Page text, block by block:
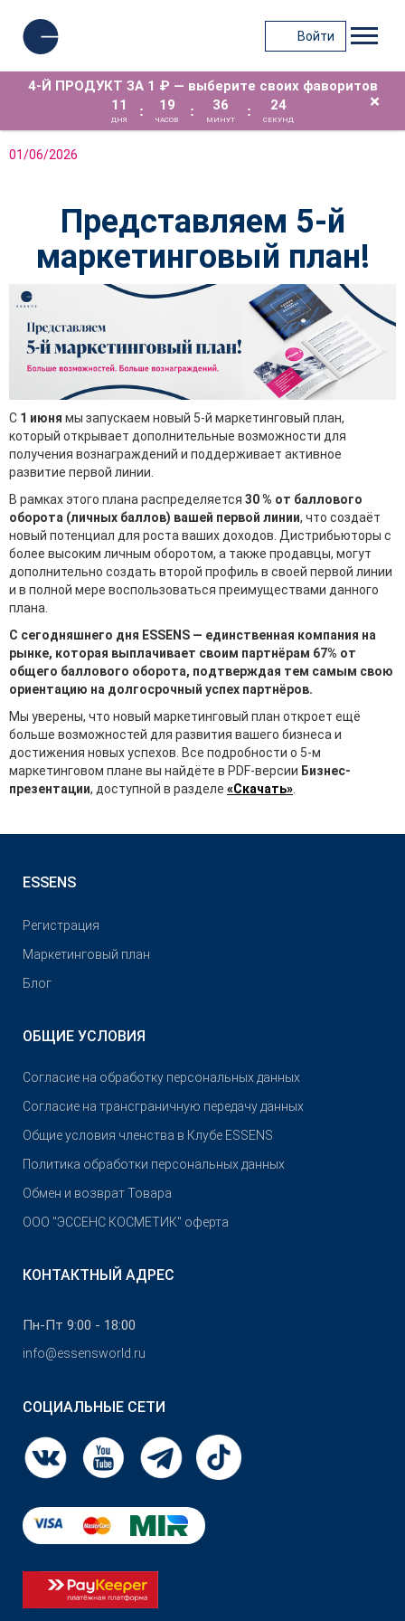
Войти
4-Й ПРОДУКТ ЗА 1 ₽ — выберите своих фаворитов
11
ДНЯ
: 19
ЧАСОВ
: 36
МИНУТ
: 24
СЕКУНД
×
01/06/2026
Представляем 5-й
маркетинговый план!
С 1 июня мы запускаем новый 5-й маркетинговый план,
который открывает дополнительные возможности для
получения вознаграждений и поддерживает активное
развитие первой линии.
В рамках этого плана распределяется 30 % от баллового
оборота (личных баллов) вашей первой линии, что создаёт
новый потенциал для роста ваших доходов. Дистрибьюторы с
более высоким личным оборотом, а также продавцы, могут
дополнительно создать второй профиль в своей первой линии
и в полной мере воспользоваться преимуществами данного
плана.
С сегодняшнего дня ESSENS — единственная компания на
рынке, которая выплачивает своим партнёрам 67% от
общего баллового оборота, подтверждая тем самым свою
ориентацию на долгосрочный успех партнёров.
Мы уверены, что новый маркетинговый план откроет ещё
больше возможностей для развития вашего бизнеса и
достижения новых успехов. Все подробности о 5-м
маркетинговом плане вы найдёте в PDF-версии Бизнес-
презентации, доступной в разделе «Скачать»
ESSENS
Pегистрация
Маркетинговый план
Блог
ОБЩИЕ УСЛОВИЯ
Согласие на обработку персональных данных
Согласие на трансграничную передачу данных
Общие условия членства в Клубе ESSENS
Политика обработки персональных данных
Обмен и возврат Товара
OOO "ЭССЕНС КОСМЕТИК" оферта
КОНТАКТНЫЙ АДРЕС
Пн-Пт 9:00 - 18:00
info@essensworld.ru
СОЦИАЛЬНЫЕ СЕТИ